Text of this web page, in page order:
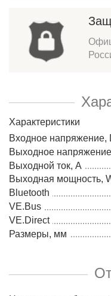
Характеристики
Входное напряжение,
Выходное
Выходной ток, А
Выходная мощность,
Bluetooth
VE.Bus
VE.Direct
Размеры, мм